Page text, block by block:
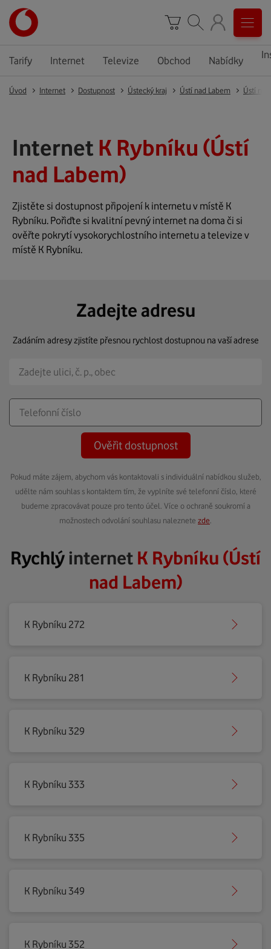
Tarify Internet Televize Obchod Nabídky
Úvod Internet Dostupnost Ústecký kraj Ústí nad Labem Ústí
Internet K Rybníku (Ústí
nad Labem)
Zjistěte si dostupnost připojení k internetu v místě K
Rybníku. Pořiďte si kvalitní pevný internet na doma či si
ověřte pokrytí vysokorychlostního internetu a televize v
místě K Rybníku.
Zadejte adresu
Zadáním adresy zjistíte přesnou rychlost dostupnou na vaší adrese
Ověřit dostupnost
Pokud máte zájem, abychom vás kontaktovali s individuální nabídkou služeb,
udělte nám souhlas s kontaktem tím, že vyplníte své telefonní číslo, které
budeme zpracovávat pouze pro tento účel. Více o ochraně soukromí a
možnostech odvolání souhlasu naleznete zde
Rychlýinternet K Rybníku (Ústí
nad Labem)
K Rybníku 272
K Rybníku 281
K Rybníku 329
K Rybníku 333
K Rybníku 335
K Rybníku 349
K Rybníku 352